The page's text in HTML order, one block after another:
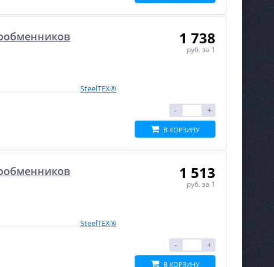
SteelTEX®
1 738
руб. за 1
+
-
В КОРЗИНУ
SteelTEX®
1 513
руб. за 1
+
-
В КОРЗИНУ